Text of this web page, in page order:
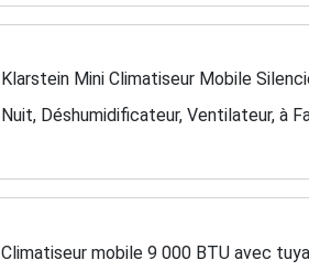
Klarstein Mini Climatiseur Mobile
Nuit, Déshumidificateur, Ventilateur, à
Climatiseur mobile 9 000 BTU avec